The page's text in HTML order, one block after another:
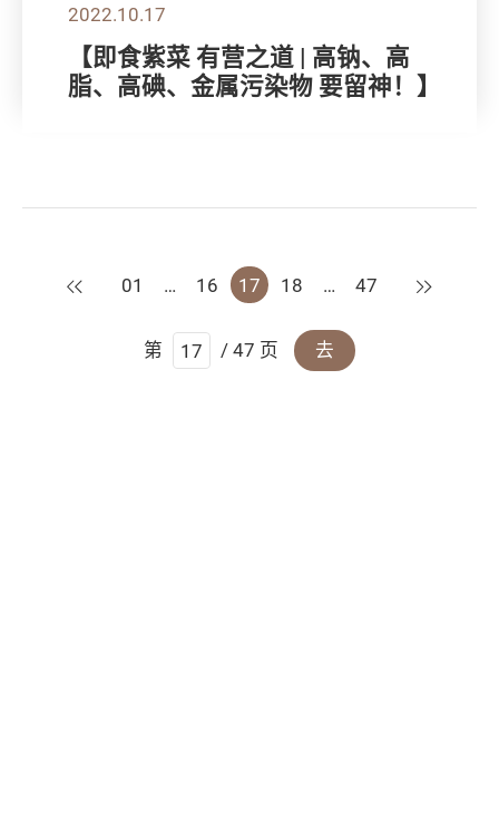
2022.10.17
【即食紫菜 有营之道 | 高钠、高
脂、高碘、金属污染物 要留神！】
上一页
01 … 16 17 18 … 47 下一页
第 / 47 页 去